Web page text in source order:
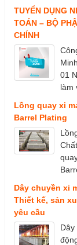
TUYỂN DỤNG
TOÁN – BỘ
CHÍNH
01
làm
Lồng quay xi
Barrel Plating
Dây chuyền xi
Thiết kế, sản
yêu cầu